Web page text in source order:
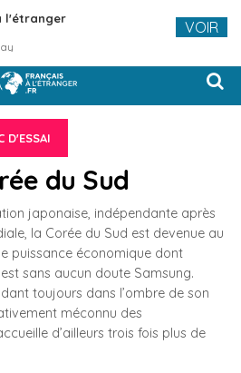
D'ESSAI
du Sud
japonaise, indépendante après
la Corée du Sud est devenue au
puissance économique dont
sans aucun doute Samsung.
toujours dans l’ombre de son
méconnu des
d’ailleurs trois fois plus de
l'étranger VOIR